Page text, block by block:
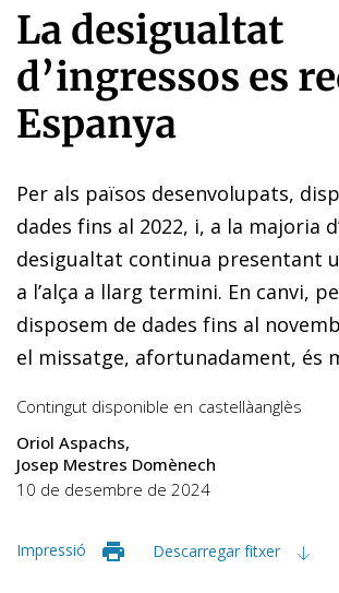
La desigualtat
d’ingressos es
Espanya
Per als països desenvolupats,
dades fins al 2022, i, a la majoria
desigualtat continua presentant
a l’alça a llarg termini. En canvi,
disposem de dades fins al
el missatge, afortunadament, és
Contingut disponible en castellàanglès
Oriol Aspachs
Josep Mestres Domènech
10 de desembre de 2024
Impressió Descarregar fitxer